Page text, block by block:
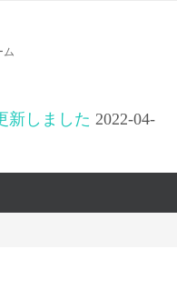
ム
新しました 2022-04-